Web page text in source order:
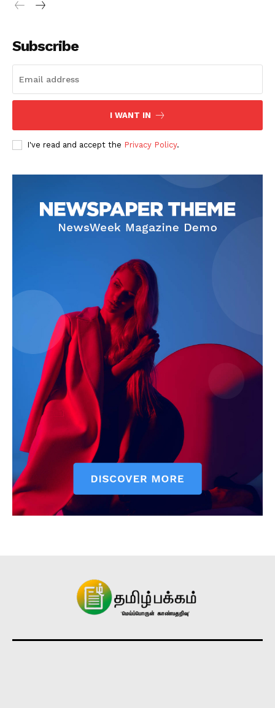
Subscribe
I WANT IN
I've read and accept the Privacy Policy.